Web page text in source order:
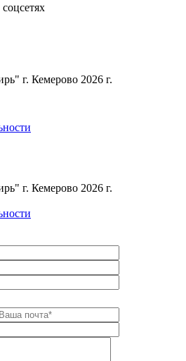
г. Кемерово 2026 г.
г. Кемерово 2026 г.